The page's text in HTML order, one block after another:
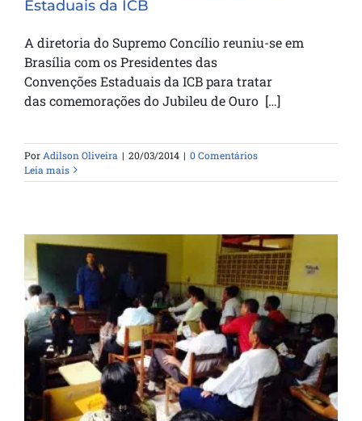
Estaduais da ICB
A diretoria do Supremo Concílio reuniu-se em
Brasília com os Presidentes das
Convenções Estaduais da ICB para tratar
das comemorações do Jubileu de Ouro […]
PorAdilson Oliveira | 20/03/2014 | 0 Comentários
Leia mais
BELÉM – (PA) NO TRILHO